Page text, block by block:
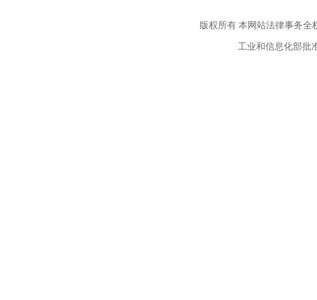
版权所有本网站法律事务全
工业和信息化部批